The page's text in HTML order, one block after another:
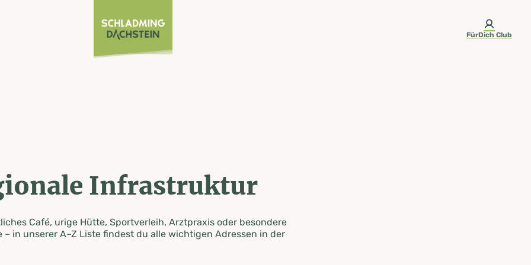
FürDich Club
Infrastruktur
Café, urige Hütte, Sportverleih, Arztpraxis oder besondere
– in unserer A–Z Liste findest du alle wichtigen Adressen in der